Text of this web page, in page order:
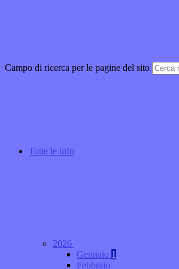
Campo di ricerca per le pagine del sito
Tutte le info
2026
Gennaio 1
Febbraio